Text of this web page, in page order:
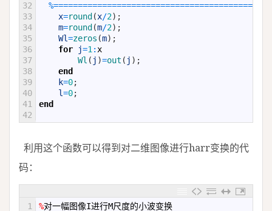
32
33
34
35
36
37
38
39
40
41
42
%===========================================
x=round (x/2) ;
m=round (m/2) ;
Wl=zeros (m) ;
for
j=1 : x
Wl ( j )=out ( j ) ;
end
k=0;
l=0;
end
利用这个函数可以得到对二维图像进行harr变换的代
码：
1
%对一幅图像I进行M尺度的小波变换